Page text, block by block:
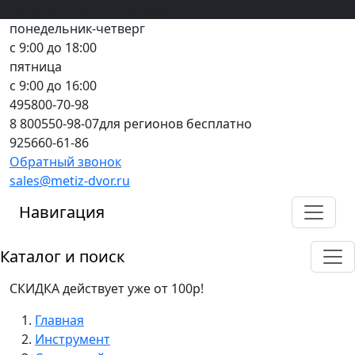
понедельник-четверг
с 9:00 до 18:00
пятница
с 9:00 до 16:00
495800-70-98
8 800550-98-07для регионов бесплатно
925660-61-86
Обратный звонок
sales@metiz-dvor.ru
Навигация
Каталог и поиск
СКИДКА действует уже от 100р!
Главная
Инструмент